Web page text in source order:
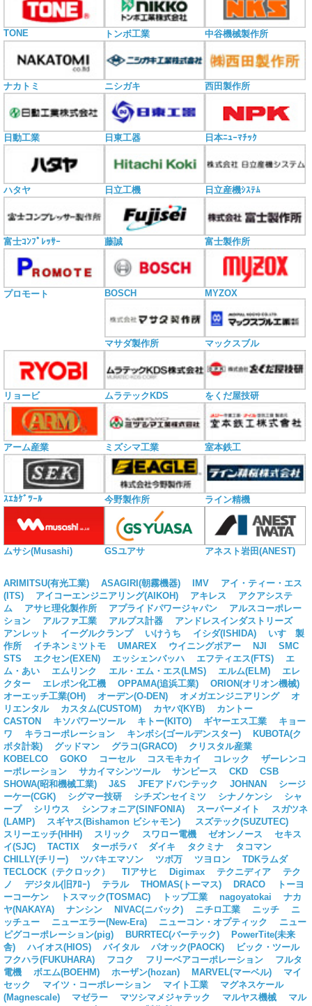
TONE トンボ工業 中谷機械製作所
ナカトミ ニシガキ 西田製作所
日動工業 日東工器 日本ﾆｭｰﾏﾁｯｸ
ハタヤ 日立工機 日立産機ｼｽﾃﾑ
富士ｺﾝﾌﾟﾚｯｻｰ 藤誠 富士製作所
プロモート BOSCH MYZOX
マサダ製作所 マックスブル
リョービ ムラテックKDS をくだ屋技研
アーム産業 ミズシマ工業 室本鉄工
ｽｴｶｹﾞﾂｰﾙ 今野製作所 ライン精機
ムサシ(Musashi) GSユアサ アネスト岩田(ANEST)
ARIMITSU(有光工業) ASAGIRI(朝霧機器) IMV
アイ・ティー・エス
(ITS)
アイコーエンジニアリング(AIKOH) アキレス
アクアシステ
ム
アサヒ理化製作所 アプライドパワージャパン
アルスコーポレー
ション
アルファ工業 アルプス計器
アンドレスインダストリーズ
アンレット
イーグルクランプ いけうち イシダ(ISHIDA)
いすゞ製
作所
イチネンミツトモ UMAREX ウイニングボアー NJI
SMC
STS
エクセン(EXEN) エッシェンバッハ エフティエス(FTS)
エ
ム・あい
エムリンク エル・エム・エス(LMS) エルム(ELM)
エレ
クター
エレポン化工機 OPPAMA(追浜工業)
ORION(オリオン機械)
オーエッチ工業(OH)
オーデン(O-DEN) オメガエンジニアリング
オ
リエンタル
カスタム(CUSTOM) カヤバ(KYB)
カントー
CASTON
キソパワーツール キトー(KITO) ギヤーエス工業
キョー
ワ
キラコーポレーション キンボシ(ゴールデンスター)
KUBOTA(ク
ボタ計装)
グッドマン グラコ(GRACO)
クリスタル産業
KOBELCO
GOKO コーセル コスモキカイ コレック
ザーレンコ
ーポレーション
サカイマシンツール サンピース CKD
CSB
SHOWA(昭和機械工業)
J&S JFEアドバンテック JOHNAN
シージ
ーケー(CGK)
シグマー技研 シチズンセイミツ シナノケンシ
シャ
ープ
シリウス シンフォニア(SINFONIA) スーパーメイト
スガツネ
(LAMP)
スギヤス(Bishamon ビシャモン)
スズテック(SUZUTEC)
スリーエッチ(HHH)
スリック スワロー電機 ゼオンノース
セキス
イ(SJC)
TACTIX ターボラバ ダイキ タクミナ
タコマン
CHILLY(チリー)
ツバキエマソン ツボ万 ツヨロン
TDKラムダ
TECLOCK（テクロック）
TIアサヒ Digimax テクニディア
テク
ノ
デジタル(旧ｱﾛｰ) テラル THOMAS(トーマス) DRACO
トーヨ
ーコーケン
トスマック(TOSMAC) トップ工業 nagoyatokai
ナカ
ヤ(NAKAYA)
ナンシン NIVAC(ニバック) ニチロ工業 ニッチ
ニ
ッチュー
ニューエラー(New-Era) ニューコン・オプティック
ニュー
ピグコーポレーション(pig)
BURRTEC(バーテック)
PowerTite(未来
舎)
ハイオス(HIOS) バイタル パオック(PAOCK)
ビック・ツール
フクハラ(FUKUHARA)
フコク フリーベアコーポレーション
フルタ
電機
ボエム(BOEHM) ホーザン(hozan) MARVEL(マーベル)
マイ
セック
マイツ・コーポレーション マイト工業
マグネスケール
(Magnescale)
マゼラー マツシマメジャテック マルヤス機械
マル